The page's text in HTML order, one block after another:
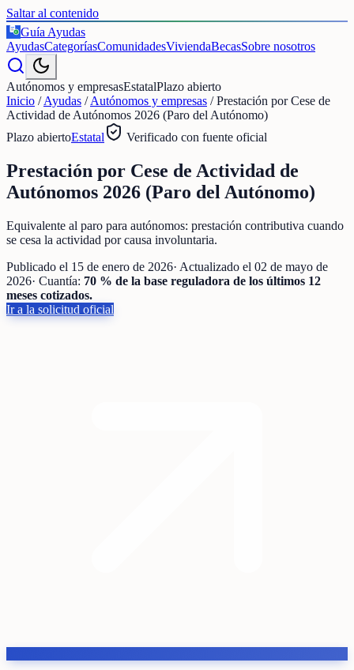
Saltar al contenido
€
Guía Ayudas
AyudasCategoríasComunidadesViviendaBecasSobre nosotros
Autónomos y empresasEstatalPlazo abierto
Inicio /Ayudas /Autónomos y empresas /Prestación por Cese de
Actividad de Autónomos 2026 (Paro del Autónomo)
Plazo abiertoEstatal Verificado con fuente oficial
Prestación por Cese de Actividad de
Autónomos 2026 (Paro del Autónomo)
Equivalente al paro para autónomos: prestación contributiva cuando
se cesa la actividad por causa involuntaria.
Publicado el 15 de enero de 2026· Actualizado el 02 de mayo de
2026· Cuantía: 70 % de la base reguladora de los últimos 12
meses cotizados.
Ir a la solicitud oficial